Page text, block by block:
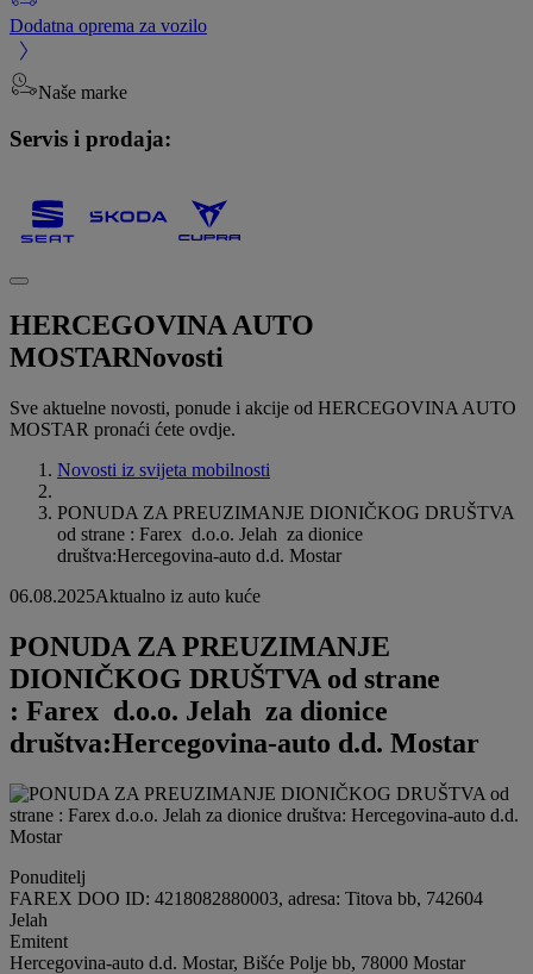
Dodatna oprema za vozilo
Naše marke
Servis i prodaja:
HERCEGOVINA AUTO
MOSTARNovosti
Sve aktuelne novosti, ponude i akcije od HERCEGOVINA AUTO
MOSTAR pronaći ćete ovdje.
Novosti iz svijeta mobilnosti
PONUDA ZA PREUZIMANJE DIONIČKOG DRUŠTVA
od strane : Farex d.o.o. Jelah za dionice
društva:Hercegovina-auto d.d. Mostar
06.08.2025Aktualno iz auto kuće
PONUDA ZA PREUZIMANJE
DIONIČKOG DRUŠTVA od strane
: Farex d.o.o. Jelah za dionice
društva:Hercegovina-auto d.d. Mostar
Ponuditelj
FAREX DOO ID: 4218082880003, adresa: Titova bb, 742604
Jelah
Emitent
Hercegovina-auto d.d. Mostar, Bišće Polje bb, 78000 Mostar